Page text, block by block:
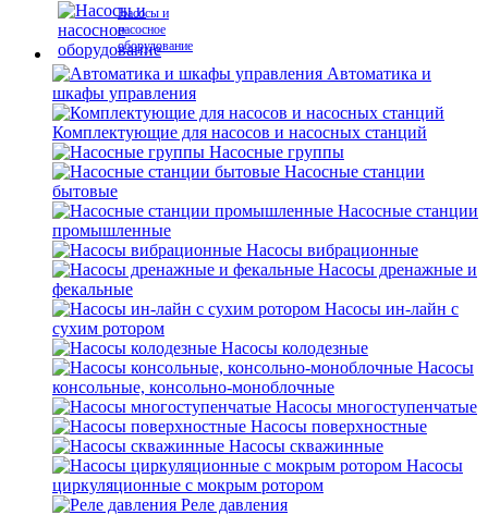
Насосы и
насосное
оборудование
Автоматика и
шкафы управления
Комплектующие для насосов и насосных станций
Насосные группы
Насосные станции
бытовые
Насосные станции
промышленные
Насосы вибрационные
Насосы дренажные и
фекальные
Насосы ин-лайн с
сухим ротором
Насосы колодезные
Насосы
консольные, консольно-моноблочные
Насосы многоступенчатые
Насосы поверхностные
Насосы скважинные
Насосы
циркуляционные с мокрым ротором
Реле давления